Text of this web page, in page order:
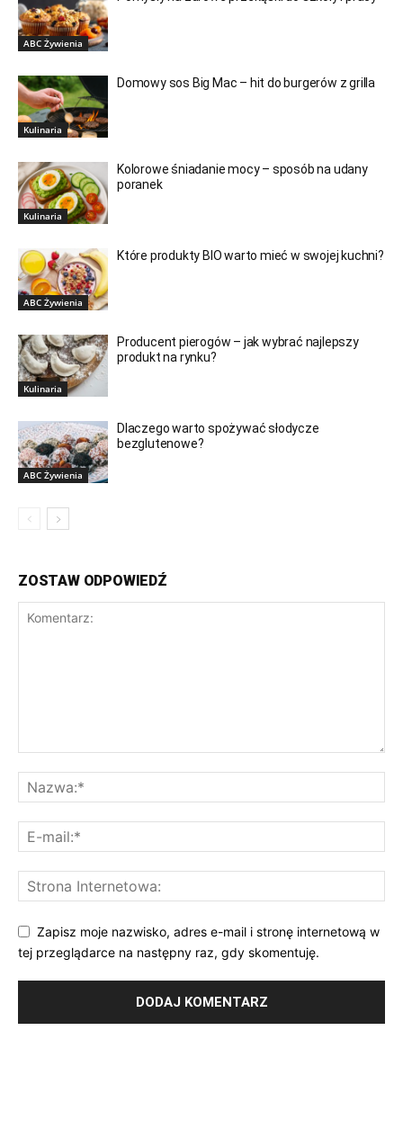
ABC Żywienia
Kulinaria
Domowy sos Big Mac – hit do burgerów z grilla
Kulinaria
Kolorowe śniadanie mocy – sposób na udany
poranek
ABC Żywienia
Które produkty BIO warto mieć w swojej kuchni?
Kulinaria
Producent pierogów – jak wybrać najlepszy
produkt na rynku?
ABC Żywienia
Dlaczego warto spożywać słodycze
bezglutenowe?
ZOSTAW ODPOWIEDŹ
Zapisz moje nazwisko, adres e-mail i stronę internetową w
tej przeglądarce na następny raz, gdy skomentuję.